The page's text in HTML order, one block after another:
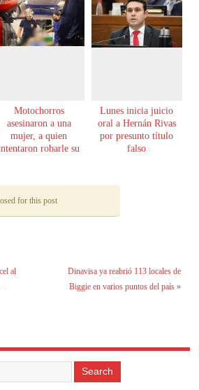
Motochorros
asesinaron a una
mujer, a quien
robarle su
Lunes inicia juicio
oral a Hernán Rivas
por presunto título
falso
for this post
al
Dinavisa ya reabrió 113 locales de
Biggie en varios puntos del país»